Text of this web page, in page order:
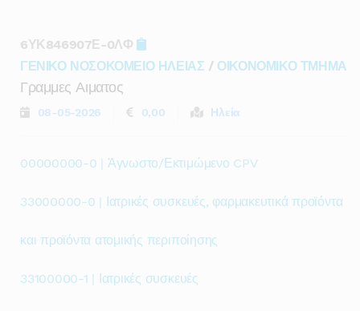
6ΥΚ846907Ε-0ΛΦ
ΓΕΝΙΚΟ ΝΟΣΟΚΟΜΕΙΟ ΗΛΕΙΑΣ / ΟΙΚΟΝΟΜΙΚΟ ΤΜΗΜΑ
Γραμμες Αιματος
08-05-2026 0,00 Ηλεία
00000000-0 | Άγνωστο/Εκτιμώμενο CPV
33000000-0 | Ιατρικές συσκευές, φαρμακευτικά προϊόντα
και προϊόντα ατομικής περιποίησης
33100000-1 | Ιατρικές συσκευές